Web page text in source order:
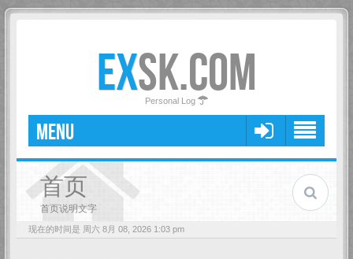
EXSK.COM
Personal Log
MENU
首页
首页说明文字
现在的时间是 周六 8月 08, 2026 1:03 pm